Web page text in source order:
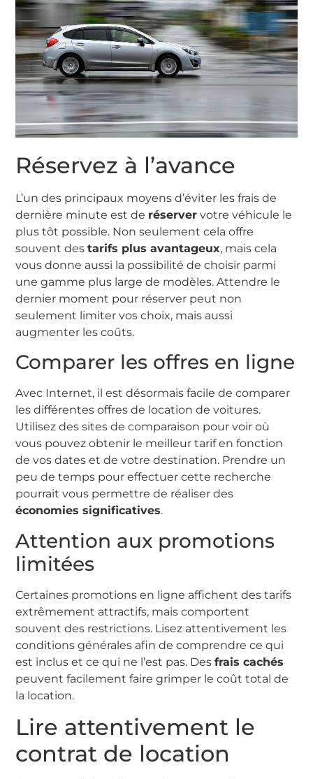
Réservez à l’avance
L’un des principaux moyens d’éviter les frais de
dernière minute est de réserver votre véhicule le
plus tôt possible. Non seulement cela offre
souvent destarifs plus avantageux, mais cela
vous donne aussi la possibilité de choisir parmi
une gamme plus large de modèles. Attendre le
dernier moment pour réserver peut non
seulement limiter vos choix, mais aussi
augmenter les coûts.
Comparer les offres en ligne
Avec Internet, il est désormais facile de comparer
les différentes offres de location de voitures.
Utilisez des sites de comparaison pour voir où
vous pouvez obtenir le meilleur tarif en fonction
de vos dates et de votre destination. Prendre un
peu de temps pour effectuer cette recherche
pourrait vous permettre de réaliser des
économies significatives.
Attention aux promotions
limitées
Certaines promotions en ligne affichent des tarifs
extrêmement attractifs, mais comportent
souvent des restrictions. Lisez attentivement les
conditions générales afin de comprendre ce qui
est inclus et ce qui ne l’est pas. Desfrais cachés
peuvent facilement faire grimper le coût total de
la location.
Lire attentivement le
contrat de location